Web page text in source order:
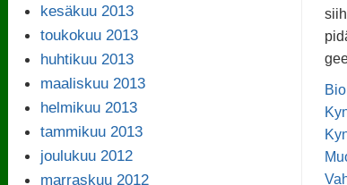
kesäkuu 2013
toukokuu 2013
huhtikuu 2013
maaliskuu 2013
helmikuu 2013
tammikuu 2013
joulukuu 2012
marraskuu 2012